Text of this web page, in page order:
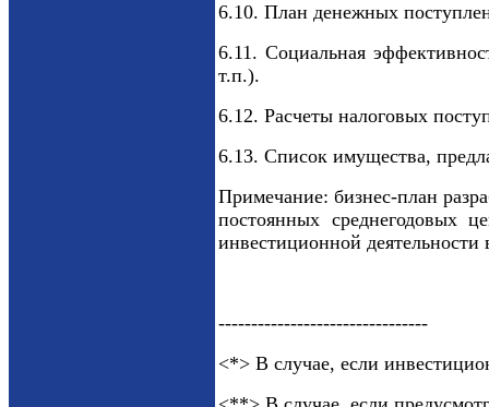
6.10. План денежных
6.11. Социальная
т.п.).
6.12. Расчеты налоговых
6.13. Список имущества,
Примечание: бизнес-план
постоянных среднегодовых
инвестиционной деятельности
--------------------------------
<*> В случае, если